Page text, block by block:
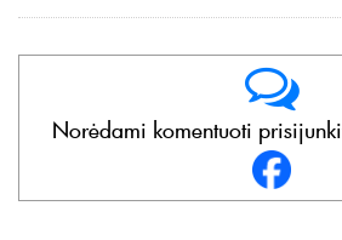
Norėdami komentuoti